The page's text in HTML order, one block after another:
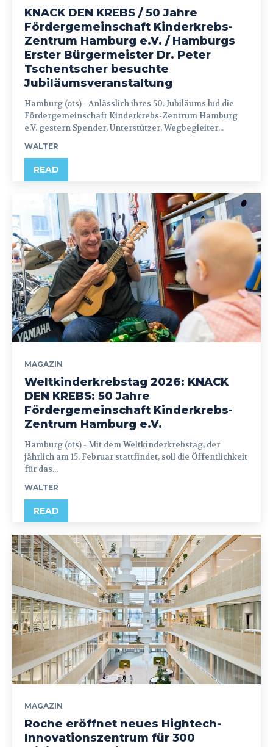
KNACK DEN KREBS / 50 Jahre
Fördergemeinschaft Kinderkrebs-
Zentrum Hamburg e.V. / Hamburgs
Erster Bürgermeister Dr. Peter
Tschentscher besuchte
Jubiläumsveranstaltung
Hamburg (ots) - Anlässlich ihres 50. Jubiläums lud die
Fördergemeinschaft Kinderkrebs-Zentrum Hamburg
e.V. gestern Spender, Unterstützer, Wegbegleiter...
WALTER
READ
MAGAZIN
Weltkinderkrebstag 2026: KNACK
DEN KREBS: 50 Jahre
Fördergemeinschaft Kinderkrebs-
Zentrum Hamburg e.V.
Hamburg (ots) - Mit dem Weltkinderkrebstag, der
jährlich am 15. Februar stattfindet, soll die Öffentlichkeit
für das...
WALTER
READ
MAGAZIN
Roche eröffnet neues Hightech-
Innovationszentrum für 300